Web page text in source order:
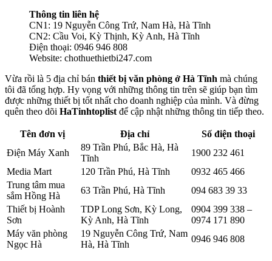
Thông tin liên hệ
CN1: 19 Nguyễn Công Trứ, Nam Hà, Hà Tĩnh
CN2: Cầu Voi, Kỳ Thịnh, Kỳ Anh, Hà Tĩnh
Điện thoại: 0946 946 808
Website: chothuethietbi247.com
Vừa rồi là 5 địa chỉ bán thiết bị văn phòng ở Hà Tĩnh mà chúng
tôi đã tổng hợp. Hy vọng với những thông tin trên sẽ giúp bạn tìm
được những thiết bị tốt nhất cho doanh nghiệp của mình. Và đừng
quên theo dõi HaTinhtoplist để cập nhật những thông tin tiếp theo.
Tên đơn vị Địa chỉ
Số điện thoại
Điện Máy Xanh
89 Trần Phú, Bắc Hà, Hà
Tĩnh
1900 232 461
Media Mart
120 Trần Phú, Hà Tĩnh
0932 465 466
Trung tâm mua
sắm Hồng Hà
63 Trần Phú, Hà Tĩnh
094 683 39 33
Thiết bị Hoành
Sơn
TDP Long Sơn, Kỳ Long,
Kỳ Anh, Hà Tĩnh
0904 399 338 –
0974 171 890
Máy văn phòng
Ngọc Hà
19 Nguyễn Công Trứ, Nam
Hà, Hà Tĩnh
0946 946 808